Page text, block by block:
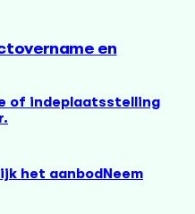
en
of indeplaatsstelling
het aanbodNeem